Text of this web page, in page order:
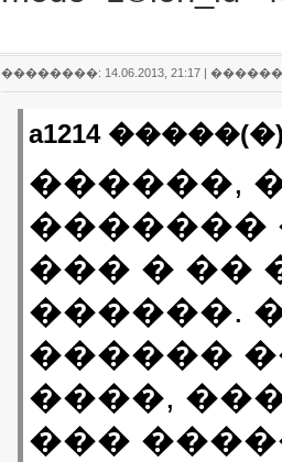
��������: 14.06.2013, 21:17 |
a1214
������,
�������
��� � ��
������.
������
����,
���